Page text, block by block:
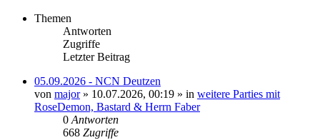
Themen
Antworten
Zugriffe
Letzter Beitrag
05.09.2026 - NCN Deutzen
von major» 10.07.2026, 00:19 » in weitere Parties mit
RoseDemon, Bastard & Herrn Faber
0Antworten
668 Zugriffe